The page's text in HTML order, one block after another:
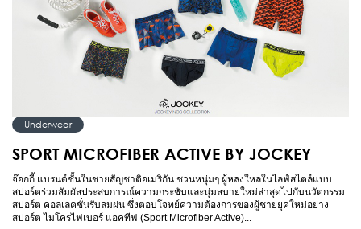
Underwear
SPORT MICROFIBER ACTIVE BY JOCKEY
จ๊อกกี้ แบรนด์ชั้นในชายสัญชาติอเมริกัน ชวนหนุ่มๆ ผู้หลงใหลในไลฟ์สไตล์แบบ
สปอร์ตร่วมสัมผัสประสบการณ์ความกระชับและนุ่มสบายใหม่ล่าสุดไปกับนวัตกรรม
สปอร์ต คอลเลคชั่นรับลมฝน ซึ่งตอบโจทย์ความต้องการของผู้ชายยุคใหม่อย่าง
สปอร์ต ไมโครไฟเบอร์ แอคทีฟ (Sport Microfiber Active)...